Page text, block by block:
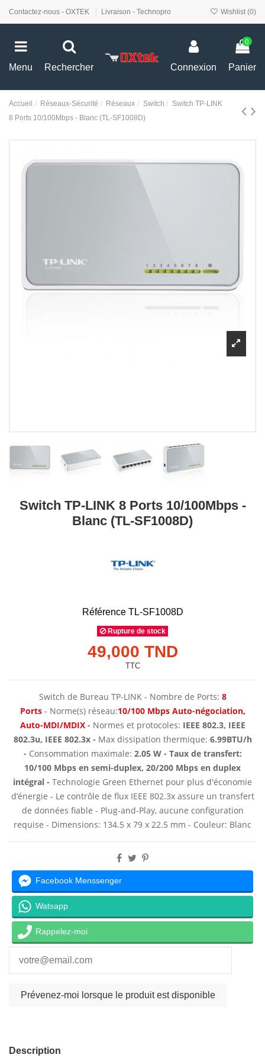
Contactez-nous - OXTEK Livraison - Technopro Wishlist (0)
Menu Rechercher Connexion
0
Panier
Accueil Réseaux-Sécurité Réseaux Switch
Switch TP-LINK
8 Ports 10/100Mbps - Blanc (TL-SF1008D)
Switch TP-LINK 8 Ports 10/100Mbps -
Blanc (TL-SF1008D)
Référence TL-SF1008D
Rupture de stock
49,000 TND
TTC
Switch de Bureau TP-LINK - Nombre de Ports: 8
Ports - Norme(s) réseau:10/100 Mbps Auto-négociation,
Auto-MDI/MDIX- Normes et protocoles: IEEE 802.3, IEEE
802.3u, IEEE 802.3x - Max dissipation thermique: 6.99BTU/h
- Consommation maximale: 2.05 W - Taux de transfert:
10/100 Mbps en semi-duplex, 20/200 Mbps en duplex
intégral - Technologie Green Ethernet pour plus d'économie
d’énergie - Le contrôle de flux IEEE 802.3x assure un transfert
de données fiable - Plug-and-Play, aucune configuration
requise - Dimensions: 134.5 x 79 x 22.5 mm - Couleur: Blanc
Facebook Menssenger
Watsapp
Rappelez-moi
Description